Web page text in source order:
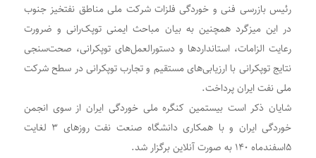
رئیس بازرسی فنی و خوردگی فلزات شرکت ملی مناطق نفتخیز جنوب
در این میزگرد همچنین به بیان مباحث ایمنی توپک‌رانی و ضرورت
رعایت الزامات، استانداردها و دستورالعمل‌های توپکرانی، صحت‌سنجی
نتایج توپکرانی با ارزیابی‌های مستقیم و تجارب توپکرانی در سطح شرکت
ملی نفت ایران پرداخت.
شایان ذکر است بیستمین کنگره ملی خوردگی ایران از سوی انجمن
خوردگی ایران و با همکاری دانشگاه صنعت نفت روزهای ۳ لغایت
۵اسفندماه ۱۴٠ به صورت آنلاین برگزار شد.